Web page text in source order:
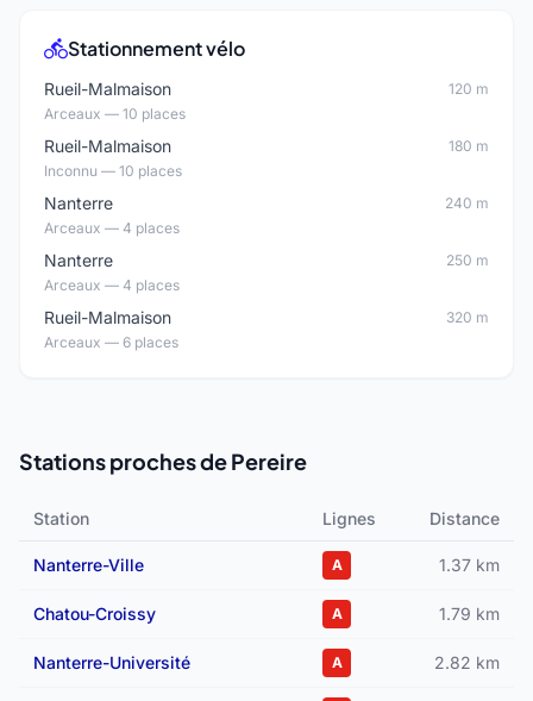
Stationnement vélo
Rueil-Malmaison
Arceaux — 10 places
120 m
Rueil-Malmaison
Inconnu — 10 places
180 m
Nanterre
Arceaux — 4 places
240 m
Nanterre
Arceaux — 4 places
250 m
Rueil-Malmaison
Arceaux — 6 places
320 m
Stations proches de Pereire
Station Lignes Distance
Nanterre-Ville A 1.37 km
Chatou-Croissy A 1.79 km
Nanterre-Université A 2.82 km